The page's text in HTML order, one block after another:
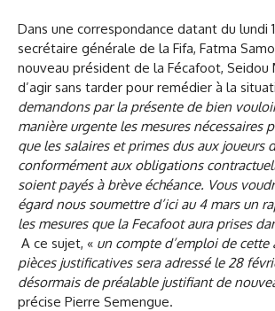
Dans une correspondance datant du lundi
secrétaire générale de la Fifa, Fatma
nouveau président de la Fécafoot, Seidou
d’agir sans tarder pour remédier à la
demandons par la présente de bien
manière urgente les mesures nécessaires
que les salaires et primes dus aux joueurs
conformément aux obligations
soient payés à brève échéance. Vous
égard nous soumettre d’ici au 4 mars un
les mesures que la Fecafoot aura prises
A ce sujet, « un compte d’emploi de cette
pièces justificatives sera adressé le 28
désormais de préalable justifiant de
précise Pierre Semengue.